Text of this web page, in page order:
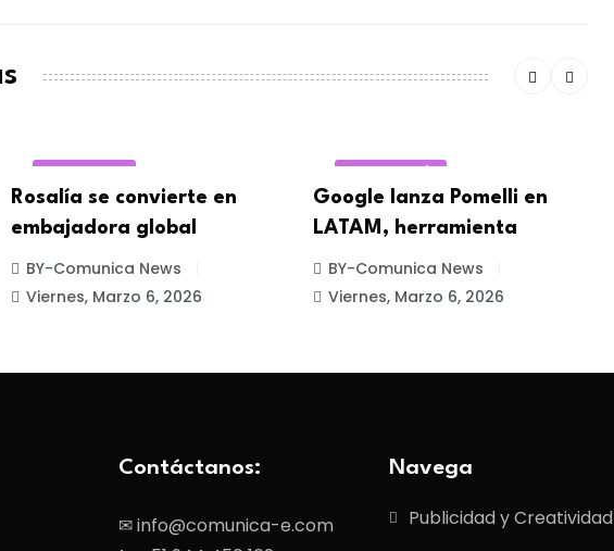
Rosalía se convierte en
embajadora global
BY-Comunica News
Viernes, Marzo 6, 2026
Google lanza Pomelli en
LATAM, herramienta
BY-Comunica News
Viernes, Marzo 6, 2026
Contáctanos:
✉ info@comunica-e.com
Navega
Publicidad y Creatividad